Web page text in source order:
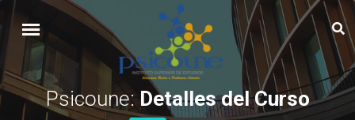
Psicoune:Detalles del Curso